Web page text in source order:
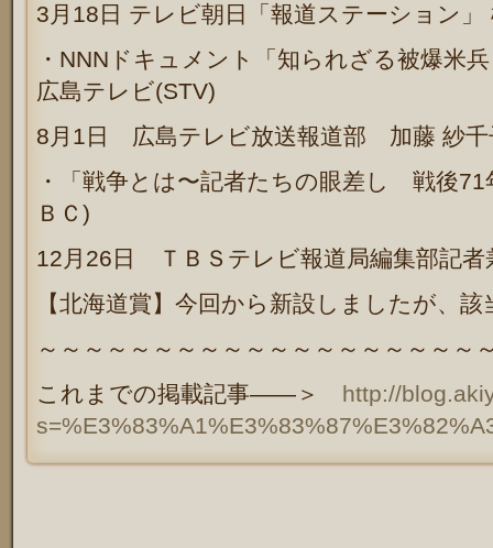
3 月 18 日 テレビ朝日「報道ステーション」
・ NNN ドキュメント「知られざる被爆米
広島テレビ(STV)
8 月 1 日 広島テレビ放送報道部 加藤 紗千
・「戦争とは〜記者たちの眼差し 戦後71
ＢＣ )
12 月 26 日 ＴＢＳテレビ報道局編集部記
【北海道賞】今回から新設しましたが、
～～～～～～～～～～～～～～～～～～～
これまでの掲載記事――＞ http://